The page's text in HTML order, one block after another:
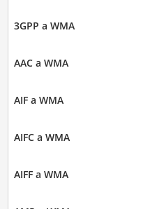
3GPP a WMA
AAC a WMA
AIF a WMA
AIFC a WMA
AIFF a WMA